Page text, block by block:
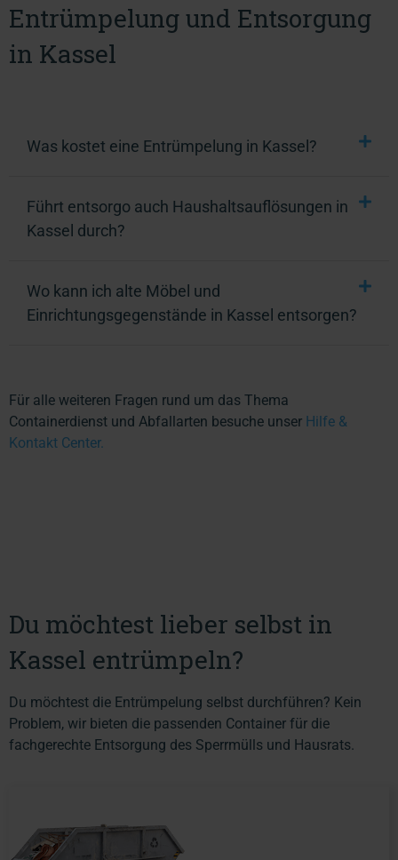
Entrümpelung und Entsorgung
in Kassel
Was kostet eine Entrümpelung in Kassel?
Führt entsorgo auch Haushaltsauflösungen in
Kassel durch?
Wo kann ich alte Möbel und
Einrichtungsgegenstände in Kassel entsorgen?
Für alle weiteren Fragen rund um das Thema
Containerdienst und Abfallarten besuche unser Hilfe &
Kontakt Center.
Du möchtest lieber selbst in
Kassel entrümpeln?
Du möchtest die Entrümpelung selbst durchführen? Kein
Problem, wir bieten die passenden Container für die
fachgerechte Entsorgung des Sperrmülls und Hausrats.